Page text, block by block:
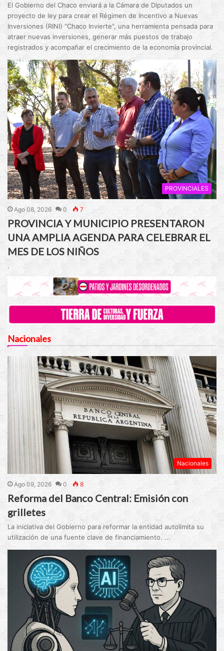
El Gobierno del Chaco enviará a la Cámara de Diputados un
proyecto de ley para crear el Régimen de Incentivo a Nuevas
Inversiones (RINI) “Chaco Invierte”, una herramienta pensada para
atraer nuevas inversiones, generar más puestos de trabajo
registrados y acompañar el crecimiento de la economía provincial.
PROVINCIALES
Ago 08, 2026 0 7
PROVINCIA Y MUNICIPIO PRESENTARON
UNA AMPLIA AGENDA PARA CELEBRAR EL
MES DE LOS NIÑOS
.
Nacionales
Nacionales
Ago 09, 2026 0 8
Reforma del Banco Central: Emisión con
grilletes
La iniciativa del Gobierno para reformar la entidad autolimita su
utilización de una fuente clave de financiamiento. ...